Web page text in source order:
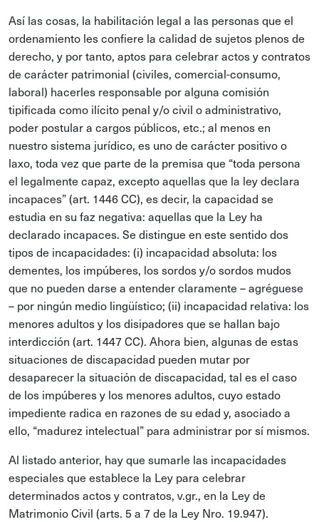
Así las cosas, la habilitación legal a las personas que el
ordenamiento les confiere la calidad de sujetos plenos de
derecho, y por tanto, aptos para celebrar actos y contratos
de carácter patrimonial (civiles, comercial-consumo,
laboral) hacerles responsable por alguna comisión
tipificada como ilícito penal y/o civil o administrativo,
poder postular a cargos públicos, etc.; al menos en
nuestro sistema jurídico, es uno de carácter positivo o
laxo, toda vez que parte de la premisa que “toda persona
el legalmente capaz, excepto aquellas que la ley declara
incapaces” (art. 1446 CC), es decir, la capacidad se
estudia en su faz negativa: aquellas que la Ley ha
declarado incapaces. Se distingue en este sentido dos
tipos de incapacidades: (i) incapacidad absoluta: los
dementes, los impúberes, los sordos y/o sordos mudos
que no pueden darse a entender claramente – agréguese
– por ningún medio lingüístico; (ii) incapacidad relativa: los
menores adultos y los disipadores que se hallan bajo
interdicción (art. 1447 CC). Ahora bien, algunas de estas
situaciones de discapacidad pueden mutar por
desaparecer la situación de discapacidad, tal es el caso
de los impúberes y los menores adultos, cuyo estado
impediente radica en razones de su edad y, asociado a
ello, “madurez intelectual” para administrar por sí mismos.
Al listado anterior, hay que sumarle las incapacidades
especiales que establece la Ley para celebrar
determinados actos y contratos, v.gr., en la Ley de
Matrimonio Civil (arts. 5 a 7 de la Ley Nro. 19.947).